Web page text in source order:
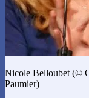
Nicole Belloubet (©
Paumier)